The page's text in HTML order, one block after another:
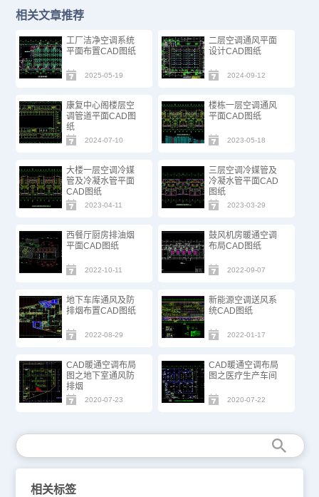
相关文章推荐
工厂洁净空调系统
平面布置CAD图纸
2025-05-19
二层空调通风平面
设计CAD图纸
2024-09-12
康复中心阁楼层空
调管道平面CAD图
纸
2024-07-10
楼栋一层空调通风
平面CAD图纸
2023-05-18
大楼一层空调冷媒
管及冷凝水管平面
CAD图纸
2023-04-11
三层空调冷媒管及
冷凝水管平面CAD
图纸
2023-03-29
西餐厅厨房排油烟
平面CAD图纸
2022-10-11
鼓风机房暖通空调
布局CAD图纸
2022-09-07
地下车库通风及防
排烟布置CAD图纸
2022-08-29
新能源空调送风系
统CAD图纸
2022-01-17
CAD暖通空调布局
图之地下室通风防
排烟
2020-07-23
CAD暖通空调布局
图之医疗生产车间
2020-07-22
相关标签